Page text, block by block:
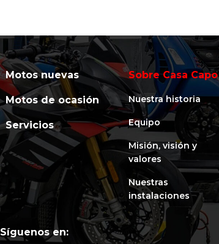
Motos nuevas
Motos de ocasión
Servicios
Sobre Casa Capo
Nuestra historia
Equipo
Misión, visión y
valores
Nuestras
instalaciones
Síguenos en: